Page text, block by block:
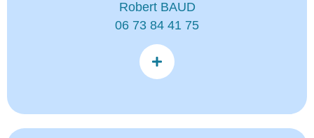
Robert BAUD
06 73 84 41 75